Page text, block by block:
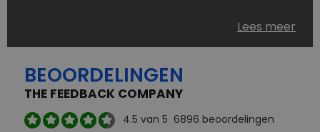
Schoenen heeft u nooit genoeg. Goedkope
schoenen, maar dus wel van topmerken,
aanbod is zo compleet dat u altijd wel een
passend paar vindt.
Welke schoenmerken vindt u in onze online
Lees meer
BEOORDELINGEN
THE FEEDBACK COMPANY
4.5 van 5 6896 beoordelingen